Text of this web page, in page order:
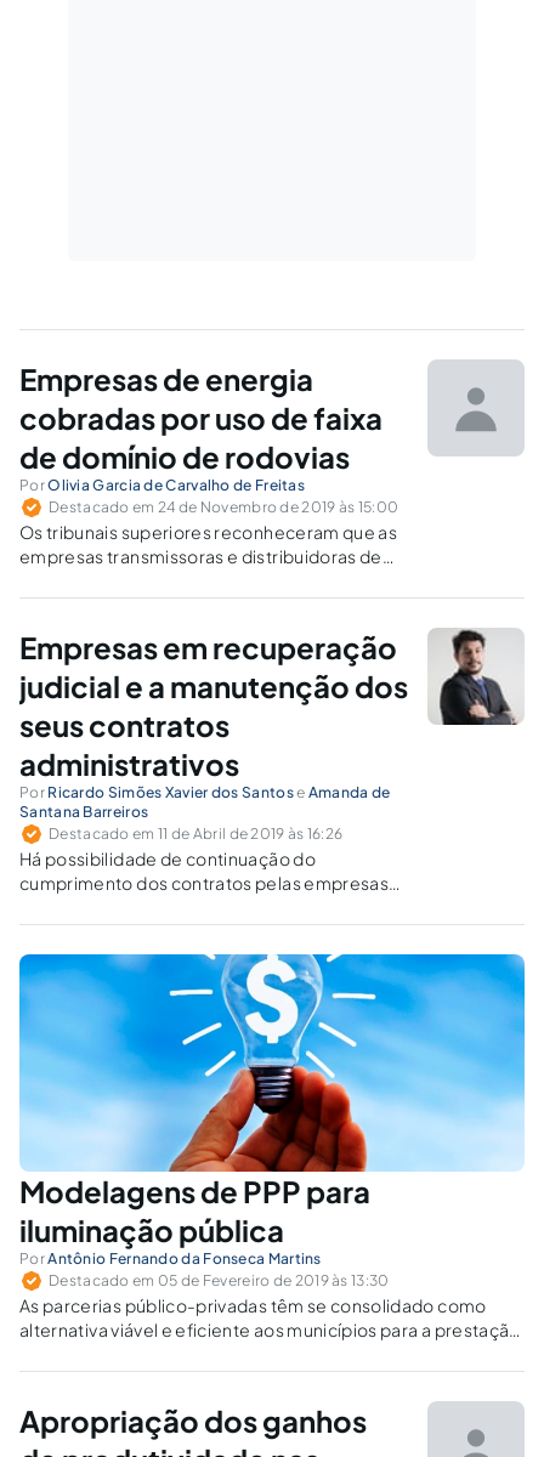
Empresas de energia
cobradas por uso de faixa
de domínio de rodovias
PorOlivia Garcia de Carvalho de Freitas
Destacado em 24 de Novembro de 2019 às 15:00
Os tribunais superiores reconheceram que as
empresas transmissoras e distribuidoras de
de domínio de rodovias sem ônus.
Empresas em recuperação
judicial e a manutenção dos
seus contratos
administrativos
Por Ricardo Simões Xavier dos Santose Amanda de
Santana Barreiros
Destacado em 11 de Abril de 2019 às 16:26
Há possibilidade de continuação do
cumprimento dos contratos pelas empresas
extinção destes não deverá ser tida como a
regra, devendo ser realizada uma prévia
análise da situação econômico-financeira da
Modelagens de PPP para
iluminação pública
PorAntônio Fernando da Fonseca Martins
Destacado em 05 de Fevereiro de 2019 às 13:30
As parcerias público-privadas têm se consolidado como
alternativa viável e eficiente aos municípios para a prestação
Apropriação dos ganhos